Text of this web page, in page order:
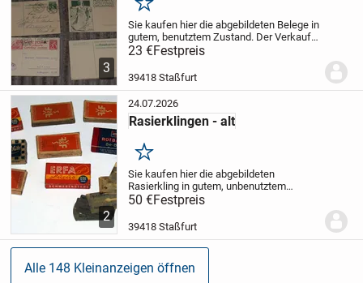
3
Merken
Sie kaufen hier die abgebildeten Belege in
gutem, benutztem Zustand. Der Verkauf
erfolgt unter Ausschluss jeglicher
Gewährleistung, Garantie und
Rücknahme. Der Käufer erklärt sich damit
23 €Festpreis
39418 Staßfurt
2
24.07.2026
Rasierklingen - alt
Merken
Sie kaufen hier die abgebildeten
Rasierkling in gutem, unbenutztem
Zustand. Der Verkauf erfolgt unter
Ausschluss jeglicher Gewährleistung,
Garantie und Rücknahme. Der Käufer
erklärt sich damit...
50 €Festpreis
39418 Staßfurt
Alle 148 Kleinanzeigen öffnen